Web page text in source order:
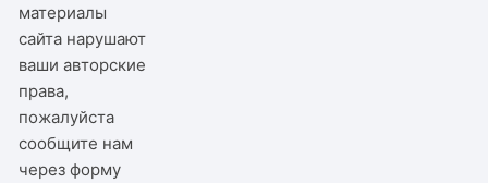
материалы
сайта нарушают
ваши авторские
права,
пожалуйста
сообщите нам
черезформу